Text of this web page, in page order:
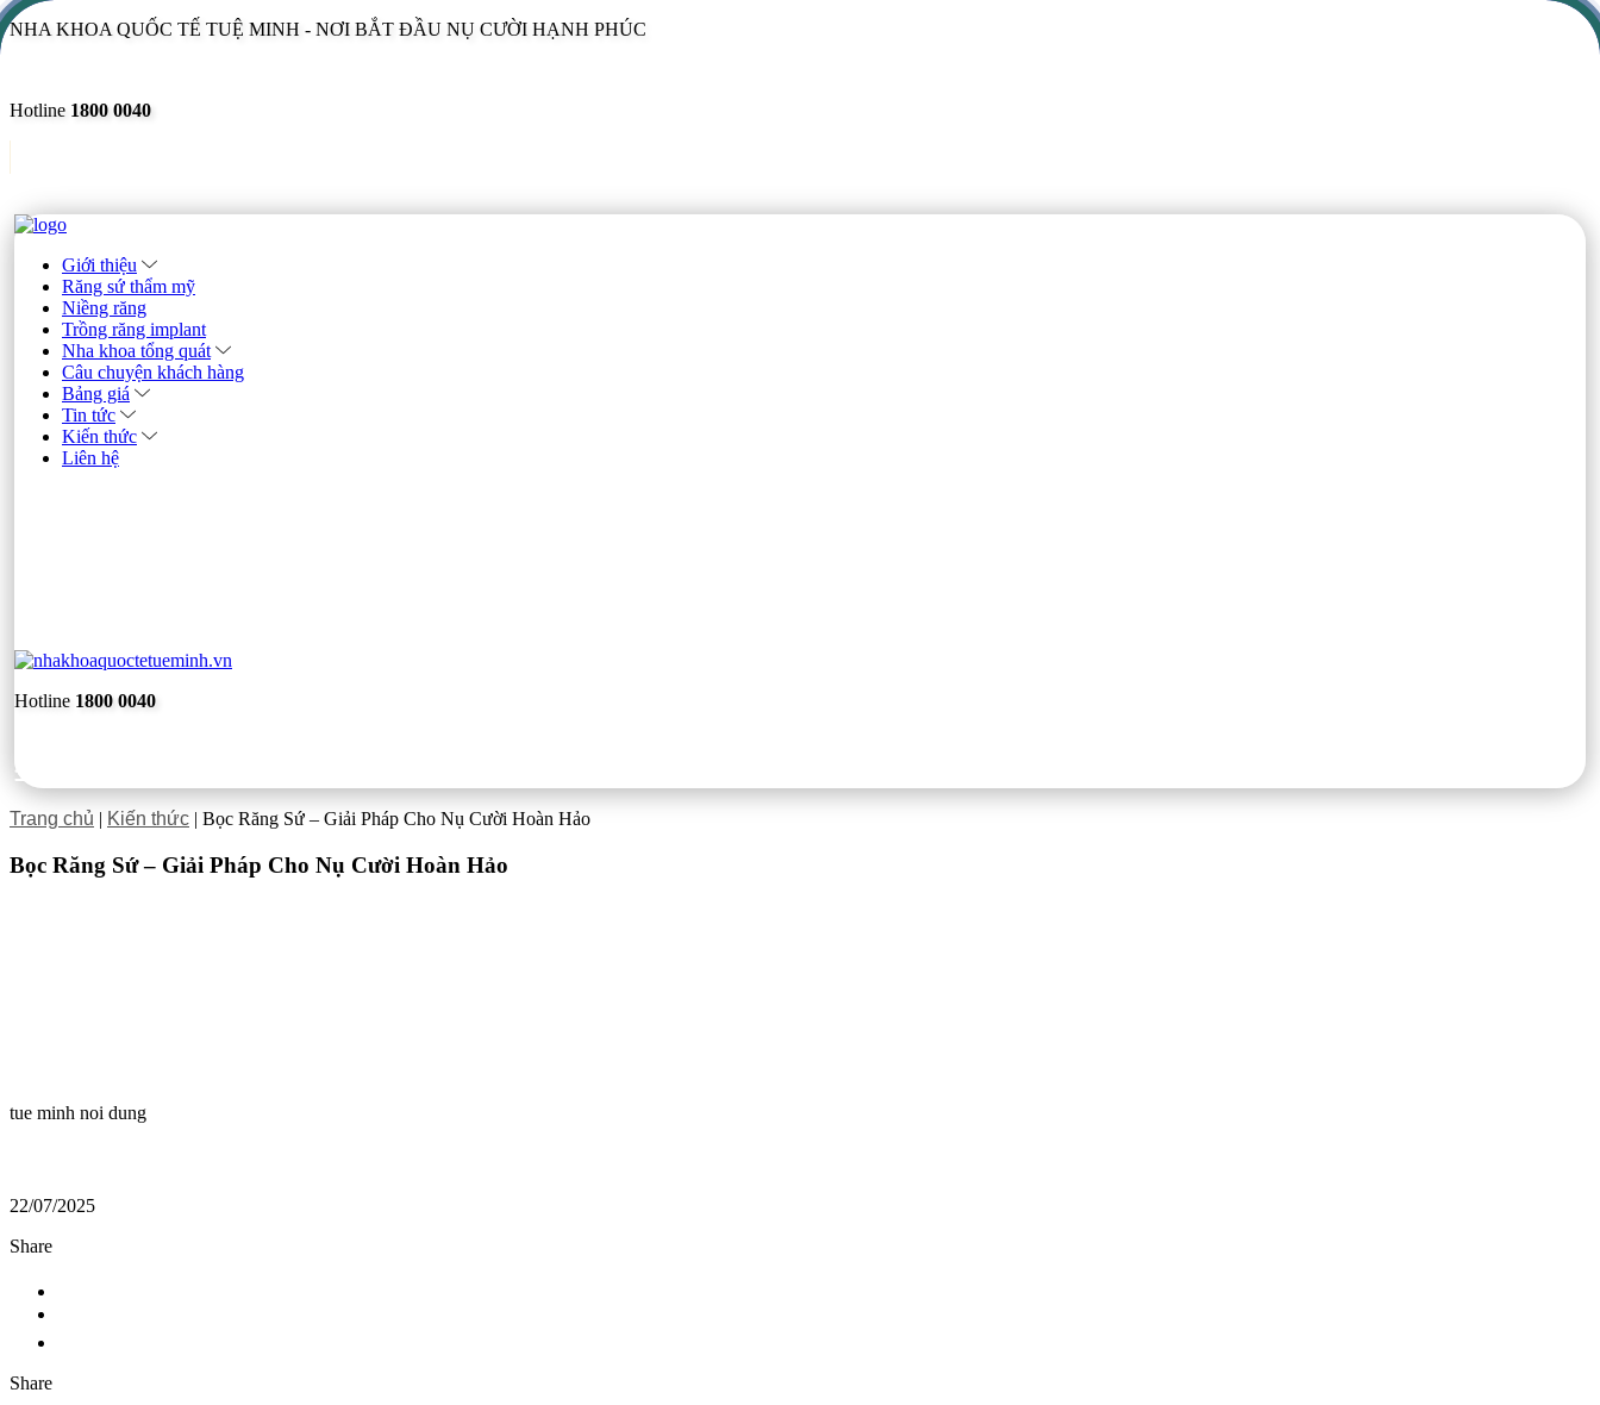
NHA KHOA QUỐC TẾ TUỆ MINH - NƠI BẮT ĐẦU NỤ CƯỜI HẠNH PHÚC
Hotline 1800 0040
Giới thiệu
Răng sứ thẩm mỹ
Niềng răng
Trồng răng implant
Nha khoa tổng quát
Câu chuyện khách hàng
Bảng giá
Tin tức
Kiến thức
Liên hệ
Hotline 1800 0040
Trang chủ | Kiến thức | Bọc Răng Sứ – Giải Pháp Cho Nụ Cười Hoàn Hảo
Bọc Răng Sứ – Giải Pháp Cho Nụ Cười Hoàn Hảo
tue minh noi dung
22/07/2025
Share
Share